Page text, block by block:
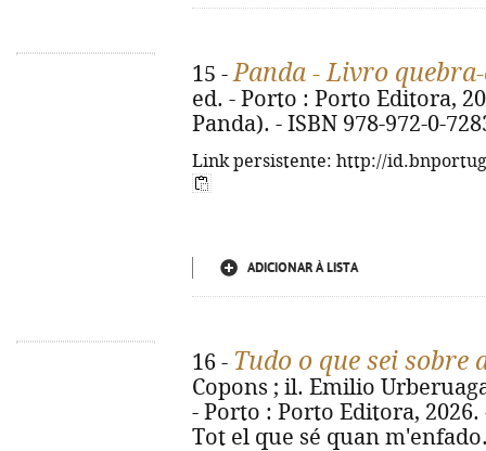
15 -Panda - Livro
ed. - Porto : Porto Editora,
Panda). - ISBN 978-972-0-
Link persistente: http://
ADICIONAR À LISTA
16 - Tudo o que sei sobre
Copons ; il. Emilio
- Porto : Porto Editora,
Tot el que sé quan